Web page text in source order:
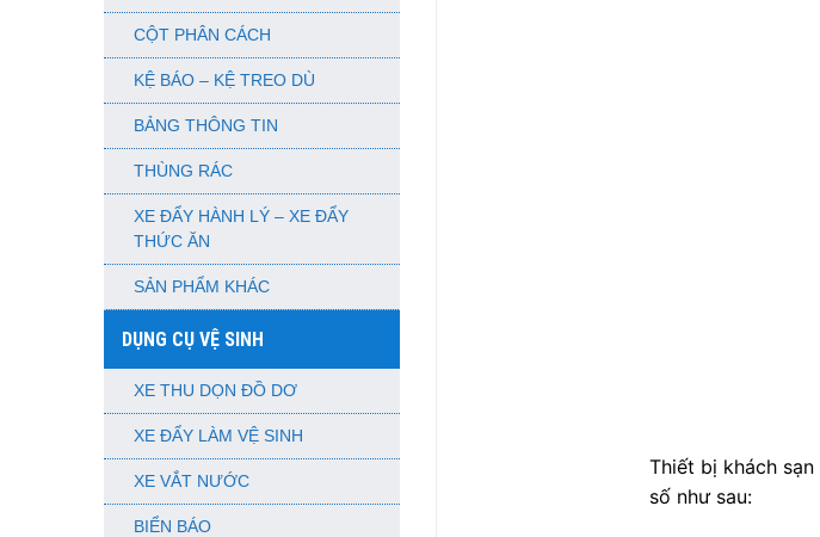
CỘT PHÂN CÁCH
KỆ BÁO – KỆ TREO DÙ
BẢNG THÔNG TIN
THÙNG RÁC
XE ĐẨY HÀNH LÝ – XE ĐẨY
THỨC ĂN
SẢN PHẨM KHÁC
DỤNG CỤ VỆ SINH
XE THU DỌN ĐỒ DƠ
XE ĐẨY LÀM VỆ SINH
XE VẮT NƯỚC
BIỂN BÁO
Thiết bị khách
số như sau: